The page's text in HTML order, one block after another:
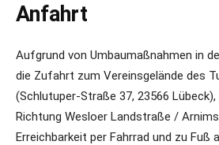
Anfahrt
Aufgrund von Umbaumaßnahmen in
die Zufahrt zum Vereinsgelände des
(Schlutuper-Straße 37, 23566
Richtung Wesloer Landstraße /
Erreichbarkeit per Fahrrad und zu Fuß